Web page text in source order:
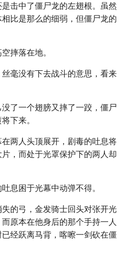
击中了僵尸龙的左翅根。虽然
比是那么的细弱，但僵尸龙的
摔落在地。
毫没有下去战斗的意思，看来
了一个翅膀又摔了一跤，僵尸
下来。
两人头顶展开，剧毒的吐息将
，而处于光罩保护下的两人却
息困于光幕中动弹不得。
的弓，金发骑士回头对张开光
原本在他身后的那个手持一人
经跃离马背，喀嚓一剑砍在僵